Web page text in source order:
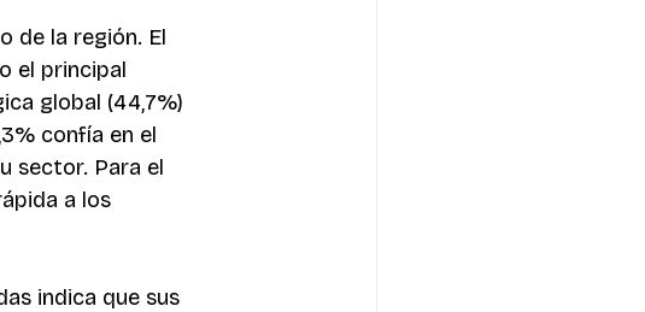
de la región. El
el principal
global (44,7%)
confía en el
sector. Para el
a los
indica que sus